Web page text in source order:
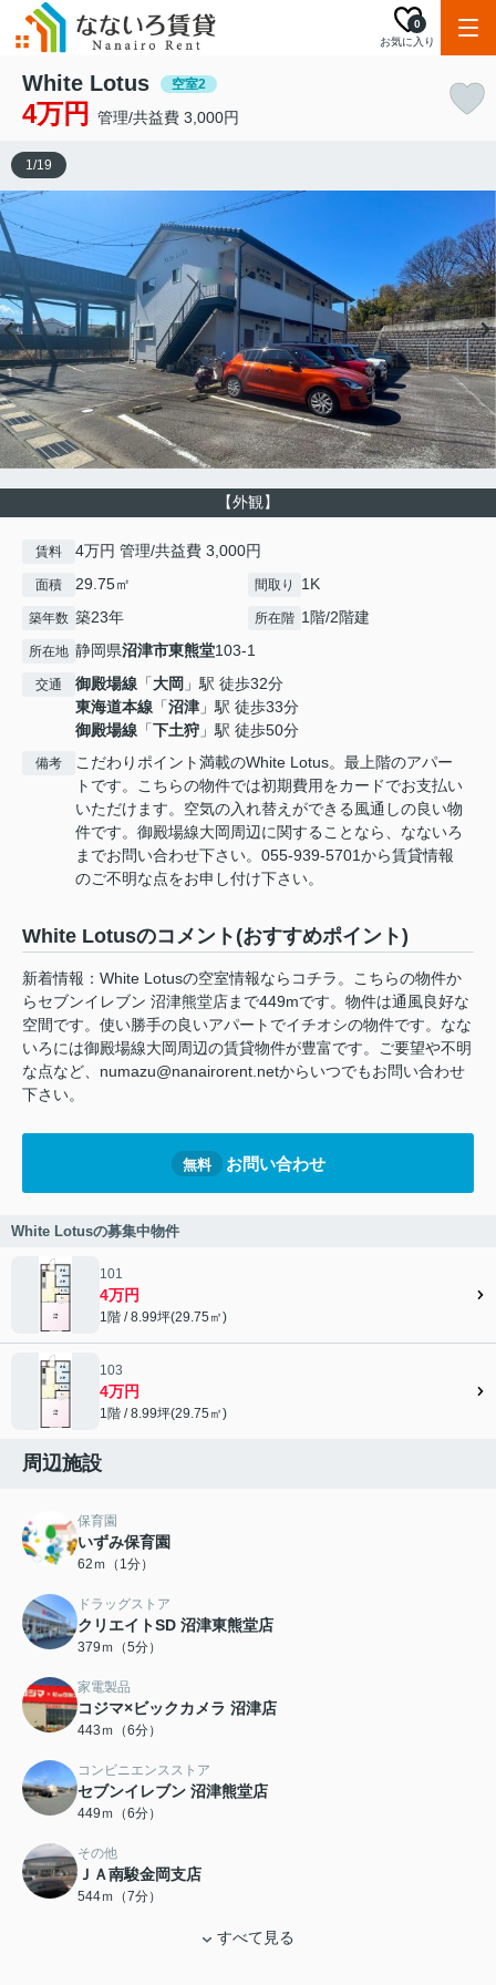
お気に入り
0
White Lotus 空室2
4万円 管理/共益費 3,000円
【外観】
1/19
賃料 4万円 管理/共益費 3,000円
面積 29.75㎡ 間取り 1K
築年数 築23年 所在階 1階/2階建
所在地 静岡県沼津市東熊堂103-1
交通 御殿場線 「大岡 」駅 徒歩32分
東海道本線 「沼津 」駅 徒歩33分
御殿場線 「下土狩 」駅 徒歩50分
備考
こだわりポイント満載のWhite Lotus。最上階のアパー
トです。こちらの物件では初期費用をカードでお支払い
いただけます。空気の入れ替えができる風通しの良い物
件です。御殿場線大岡周辺に関することなら、なないろ
までお問い合わせ下さい。055-939-5701から賃貸情報
のご不明な点をお申し付け下さい。
White Lotusのコメント(おすすめポイント)
新着情報：White Lotusの空室情報ならコチラ。こちらの物件か
らセブンイレブン 沼津熊堂店まで449mです。物件は通風良好な
空間です。使い勝手の良いアパートでイチオシの物件です。なな
いろには御殿場線大岡周辺の賃貸物件が豊富です。ご要望や不明
な点など、numazu@nanairorent.netからいつでもお問い合わせ
下さい。
無料 お問い合わせ
White Lotusの募集中物件
101
4万円
1階 / 8.99坪(29.75㎡)
103
4万円
1階 / 8.99坪(29.75㎡)
周辺施設
保育園
いずみ保育園
62ｍ（1分）
ドラッグストア
クリエイトSD 沼津東熊堂店
379ｍ（5分）
家電製品
コジマ×ビックカメラ 沼津店
443ｍ（6分）
コンビニエンスストア
セブンイレブン 沼津熊堂店
449ｍ（6分）
その他
ＪＡ南駿金岡支店
544ｍ（7分）
すべて見る